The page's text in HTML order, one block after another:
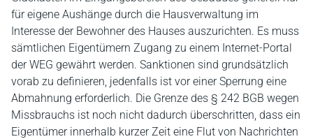
für eigene Aushänge durch die Hausverwaltung im
Interesse der Bewohner des Hauses auszurichten. Es muss
sämtlichen Eigentümern Zugang zu einem Internet-Portal
der WEG gewährt werden. Sanktionen sind grundsätzlich
vorab zu definieren, jedenfalls ist vor einer Sperrung eine
Abmahnung erforderlich. Die Grenze des § 242 BGB wegen
Missbrauchs ist noch nicht dadurch überschritten, dass ein
Eigentümer innerhalb kurzer Zeit eine Flut von Nachrichten